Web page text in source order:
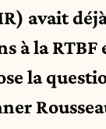
avait
à la RTBF
la